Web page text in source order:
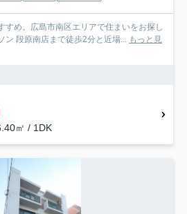
すめ。広島市南区エリアで住まいをお探し
ン 段原南店まで徒歩2分と近場... もっと見
㎡ / 1DK